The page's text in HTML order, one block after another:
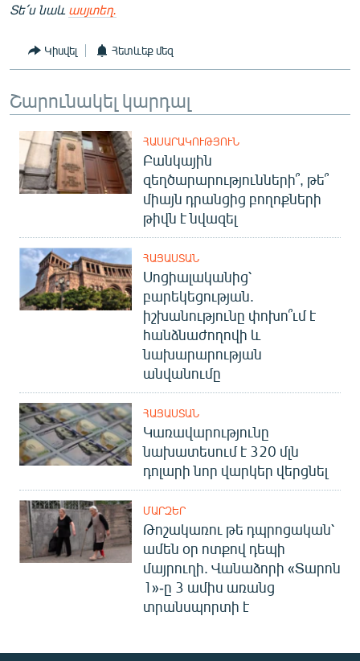
Տե՛ս նաև ասյտեղ.
Կիսվել Հետևեք մեզ
Շարունակել կարդալ
ՀԱՍԱՐԱԿՈՒԹՅՈՒՆ
Բանկային
զեղծարարությունների՞, թե՞
միայն դրանցից բողոքների
թիվն է նվազել
ՀԱՅԱՍՏԱՆ
Սոցիալականից՝
բարեկեցության.
իշխանությունը փոխո՞ւմ է
հանձնաժողովի և
նախարարության
անվանումը
ՀԱՅԱՍՏԱՆ
Կառավարությունը
նախատեսում է 320 մլն
դոլարի նոր վարկեր վերցնել
ՄԱՐԶԵՐ
Թոշակառու թե դպրոցական՝
ամեն օր ոտքով դեպի
մայրուղի. Վանաձորի «Տարոն
1»-ը 3 ամիս առանց
տրանսպորտի է